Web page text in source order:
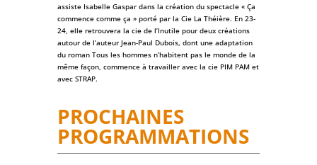
assiste Isabelle Gaspar dans la création du spectacle « Ça
commence comme ça » porté par la Cie La Théière. En 23-
24, elle retrouvera la cie de l’Inutile pour deux créations
autour de l’auteur Jean-Paul Dubois, dont une adaptation
du roman Tous les hommes n’habitent pas le monde de la
même façon, commence à travailler avec la cie PIM PAM et
avec STRAP.
PROCHAINES
PROGRAMMATIONS